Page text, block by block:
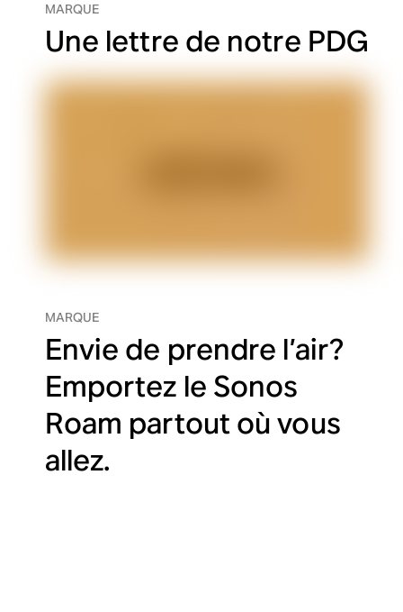
MARQUE
Une lettre de notre PDG
MARQUE
Envie de prendre l’air?
Emportez le Sonos
Roam partout où vous
allez.